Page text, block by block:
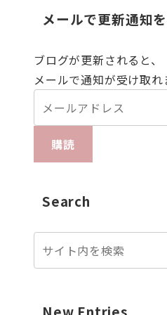
メールで更新通知
ブログが更新されると、
メールで通知が受け取れ
購読
Search
New Entries